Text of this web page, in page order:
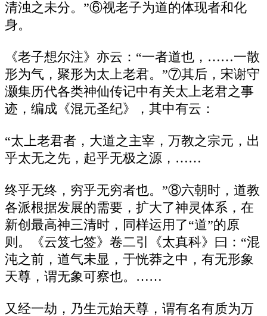
清浊之未分。”⑥视老子为道的体现者和化
身。
《老子想尔注》亦云：“一者道也，……一散
形为气，聚形为太上老君。”⑦其后，宋谢守
灏集历代各类神仙传记中有关太上老君之事
迹，编成《混元圣纪》，其中有云：
“太上老君者，大道之主宰，万教之宗元，出
乎太无之先，起乎无极之源，……
终乎无终，穷乎无穷者也。”⑧六朝时，道教
各派根据发展的需要，扩大了神灵体系，在
新创最高神三清时，同样运用了“道”的原
则。《云笈七签》卷二引《太真科》曰：“混
沌之前，道气未显，于恍莽之中，有无形象
天尊，谓无象可察也。……
又经一劫，乃生元始天尊，谓有名有质为万